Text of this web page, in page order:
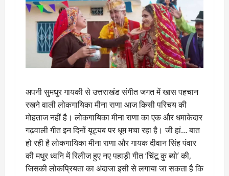
अपनी सुमधुर गायकी से उत्तराखंड संगीत जगत में खास पहचान
रखने वाली लोकगायिका मीना राणा आज किसी परिचय की
मोहताज नहीं है। लोकगायिका मीना राणा का एक और धमाकेदार
गढ़वाली गीत इन दिनों यूट्यब पर धूम मचा रहा है। जी हां… बात
हो रही है लोकगायिका मीना राणा और गायक दीवान सिंह पंवार
की मधुर ध्वनि में रिलीज हुए न‌ए पहाड़ी गीत ‘चिंटू कु ब्यो’ की,
जिसकी लोकप्रियता का अंदाजा इसी से लगाया जा सकता है कि